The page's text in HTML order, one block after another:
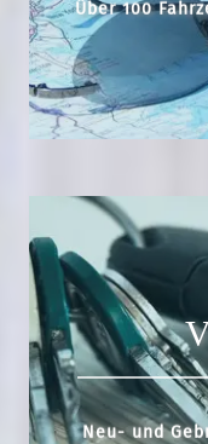
Über 100
Neu- und